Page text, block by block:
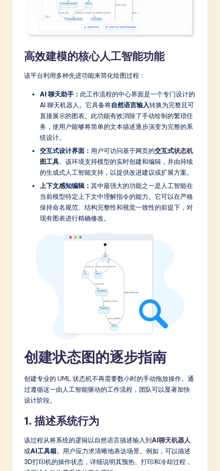
高效建模的核心人工智能功能
该平台利用多种先进功能来简化绘图过程：
AI 聊天助手： 此工作流程的中心界面是一个专门设计的
AI 聊天机器人。它具备将自然语言输入转换为完整且可
直接展示的图表。此功能有效消除了手动绘制的繁琐任
务，使用户能够将简单的文本描述逐步演变为完整的系
统设计。
交互式设计界面： 用户可访问基于网页的交互式状态机
图工具。该环境支持模型的实时创建和编辑，并由持续
的生成式人工智能支持，以提供改进建议或扩展方案。
上下文感知编辑： 其中最强大的功能之一是人工智能在
当前模型特定上下文中理解指令的能力。它可以在严格
保持命名规范、结构完整性和视觉一致性的前提下，对
现有图表进行精确修改。
创建状态图的逐步指南
创建专业的 UML 状态机不再需要数小时的手动拖放操作。通
过遵循这一由人工智能驱动的工作流程，团队可以显著加快
设计阶段。
1. 描述系统行为
该过程从将系统的逻辑以自然语言描述输入到AI聊天机器人
或AI工具箱。用户应力求清晰地表达场景。例如，可以描述
3D打印机的操作状态，详细说明其预热、打印和冷却过程，